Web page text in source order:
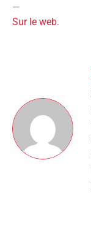
—
Sur le web.